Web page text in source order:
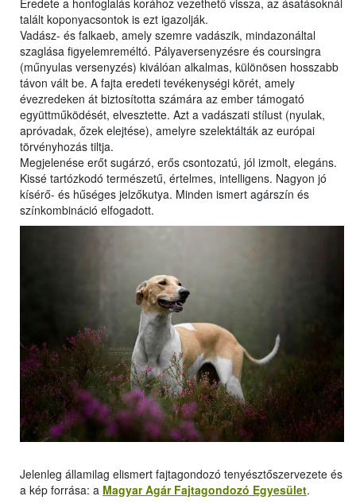
talált koponyacsontok is ezt igazolják.
Vadász- és falkaeb, amely szemre vadászik, mindazonáltal
szaglása figyelemreméltó. Pályaversenyzésre és coursingra
(műnyulas versenyzés) kiválóan alkalmas, különösen hosszabb
távon vált be. A fajta eredeti tevékenységi körét, amely
évezredeken át biztosította számára az ember támogató
együttműködését, elvesztette. Azt a vadászati stílust (nyulak,
apróvadak, őzek elejtése), amelyre szelektálták az európai
törvényhozás tiltja.
Megjelenése erőt sugárzó, erős csontozatú, jól izmolt, elegáns.
Kissé tartózkodó természetű, értelmes, intelligens. Nagyon jó
kísérő- és hűséges jelzőkutya. Minden ismert agárszín és
színkombináció elfogadott.
Jelenleg államilag elismert fajtagondozó tenyésztőszervezete és
a kép forrása: a Magyar Agár Fajtagondozó Egyesület.